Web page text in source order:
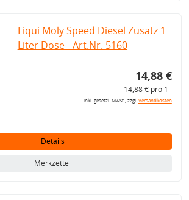
Liqui Moly Speed Diesel Zusatz 1
Liter Dose - Art.Nr. 5160
14,88 €
14,88 € pro 1 l
inkl. gesetzl. MwSt., zzgl.Versandkosten
Details
Merkzettel